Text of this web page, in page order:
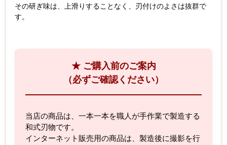
その研ぎ味は、上滑りすることなく、刃付けのよさは抜群で
す。
★ ご購入前のご案内
（必ずご確認ください）
当店の商品は、一本一本を職人が手作業で製造する
和式刃物です。
インターネット販売用の商品は、製造後に撮影を行